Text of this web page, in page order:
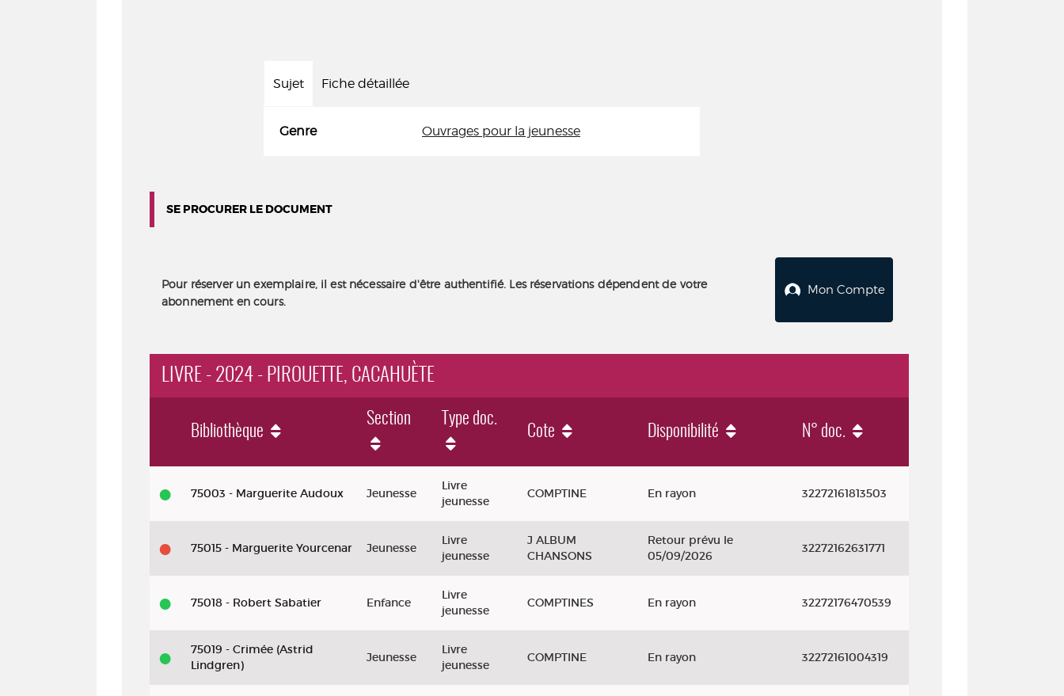
Sujet Fiche détaillée
Genre Ouvrages pour la jeunesse
SE PROCURER LE DOCUMENT
Pour réserver un exemplaire, il est nécessaire d'être authentifié. Les réservations dépendent de votre
abonnement en cours.
Mon Compte
LIVRE - 2024 - PIROUETTE, CACAHUÈTE
cacahuète
Bibliothèque
Section Type doc.
Cote Disponibilité N° doc.
75003 - Marguerite Audoux Jeunesse
Livre
jeunesse
COMPTINE En rayon 32272161813503
75015 - Marguerite Yourcenar Jeunesse
Livre
jeunesse
J ALBUM
CHANSONS
Retour prévu le
05/09/2026
32272162631771
75018 - Robert Sabatier Enfance
Livre
jeunesse
COMPTINES En rayon 32272176470539
75019 - Crimée (Astrid
Lindgren)
Jeunesse
Livre
jeunesse
COMPTINE En rayon 32272161004319